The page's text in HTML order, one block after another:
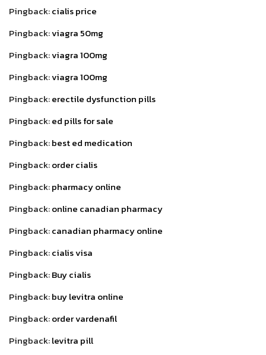
Pingback:cialis price
Pingback:viagra 50mg
Pingback:viagra 100mg
Pingback:viagra 100mg
Pingback:erectile dysfunction pills
Pingback:ed pills for sale
Pingback:best ed medication
Pingback:order cialis
Pingback:pharmacy online
Pingback:online canadian pharmacy
Pingback:canadian pharmacy online
Pingback:cialis visa
Pingback:Buy cialis
Pingback:buy levitra online
Pingback:order vardenafil
Pingback:levitra pill